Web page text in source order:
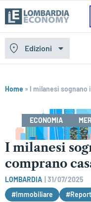
Edizioni
Home » I milanesi sognano
ECONOMIA
I milanesi
comprano
LOMBARDIA
31/07/2025
#Immobiliare
#Report